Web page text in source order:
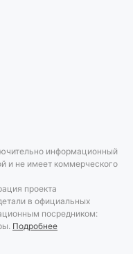
информационный
и не имеет коммерческого
проекта
в официальных
посредником:
Подробнее